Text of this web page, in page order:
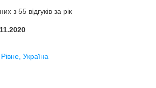
з 55 відгуків за рік
Україна